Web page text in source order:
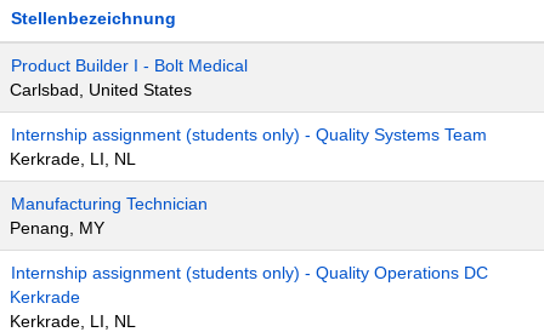
Stellenbezeichnung
Product Builder I - Bolt Medical
Carlsbad, United States
Internship assignment (students only) - Quality Systems Team
Kerkrade, LI, NL
Manufacturing Technician
Penang, MY
Internship assignment (students only) - Quality Operations DC
Kerkrade
Kerkrade, LI, NL